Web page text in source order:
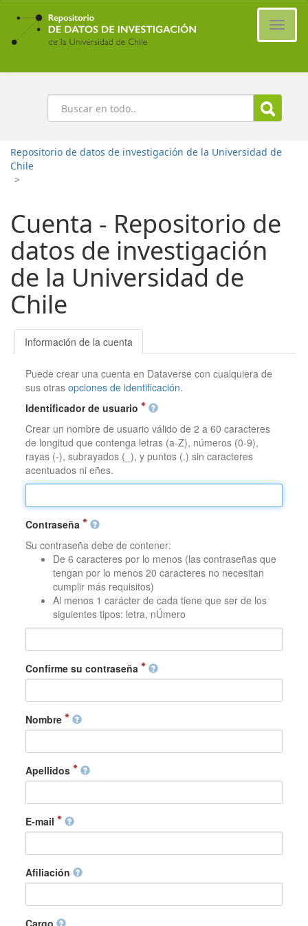
Ir
contenido
principal
Buscar
Repositorio de datos de investigación de la Universidad de
Chile
>
Cuenta - Repositorio de
datos de investigación
de la Universidad de
Chile
Información de la cuenta
Puede crear una cuenta en Dataverse con cualquiera de
sus otrasopciones de identificación.
Identificador de usuario
Crear un nombre de usuario válido de 2 a 60 caracteres
de longitud que contenga letras (a-Z), números (0-9),
rayas (-), subrayados (_), y puntos (.) sin caracteres
acentuados ni eñes.
Contraseña
Su contraseña debe de contener:
De 6 caracteres por lo menos (las contraseñas que
tengan por lo menos 20 caracteres no necesitan
cumplir más requisitos)
Al menos 1 carácter de cada tiene que ser de los
siguientes tipos: letra, nÚmero
Confirme su contraseña
Nombre
Apellidos
E-mail
Afiliación
Cargo